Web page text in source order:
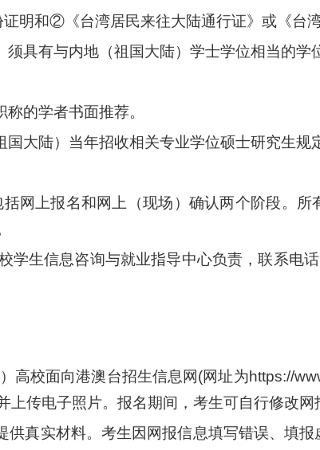
明和②《台湾居民来往大陆通行证》或《台湾
具有与内地（祖国大陆）学士学位相当的学
的学者书面推荐。
大陆）当年招收相关专业学位硕士研究生规
网上报名和网上（现场）确认两个阶段。
学生信息咨询与就业指导中心负责，联系电
高校面向港澳台招生信息网(网址为https://
传电子照片。报名期间，考生可自行修改网
真实材料。考生因网报信息填写错误、填